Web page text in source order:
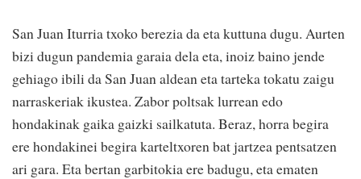
San Juan Iturria txoko berezia da eta kuttuna dugu. Aurten
bizi dugun pandemia garaia dela eta, inoiz baino jende
gehiago ibili da San Juan aldean eta tarteka tokatu zaigu
narraskeriak ikustea. Zabor poltsak lurrean edo
hondakinak gaika gaizki sailkatuta. Beraz, horra begira
ere hondakinei begira karteltxoren bat jartzea pentsatzen
ari gara. Eta bertan garbitokia ere badugu, eta ematen